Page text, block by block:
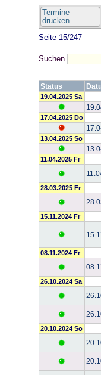
Termine
drucken
Seite 15/247
Suchen
Status
19.04.2025 Sa
17.04.2025 Do
13.04.2025 So
11.04.2025 Fr
28.03.2025 Fr
15.11.2024 Fr
08.11.2024 Fr
26.10.2024 Sa
20.10.2024 So